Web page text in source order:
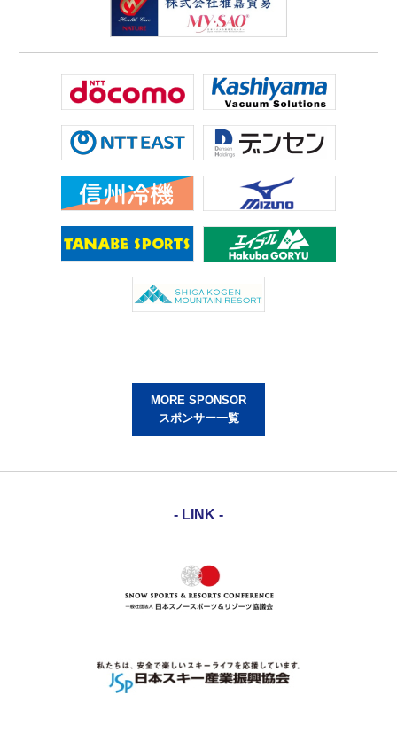
MORE SPONSOR
スポンサー一覧
- LINK -